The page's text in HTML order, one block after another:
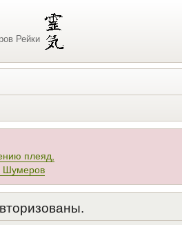
Рейки
плеяд,
Шумеров